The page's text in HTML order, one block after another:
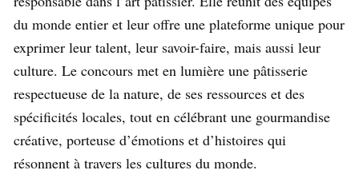
du monde entier et leur offre une plateforme unique pour
exprimer leur talent, leur savoir-faire, mais aussi leur
culture. Le concours met en lumière une pâtisserie
respectueuse de la nature, de ses ressources et des
spécificités locales, tout en célébrant une gourmandise
créative, porteuse d’émotions et d’histoires qui
résonnent à travers les cultures du monde.